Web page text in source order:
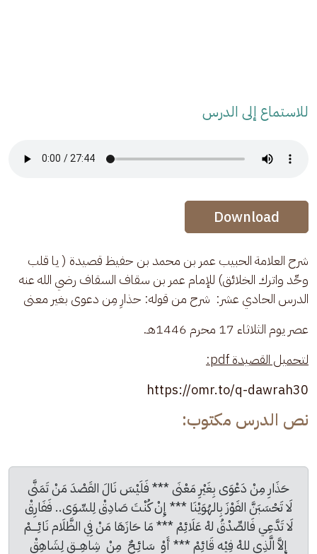
للاستماع إلى الدرس
Audio Stream
Audio Stream
Download
شرح العلامة الحبيب عمر بن محمد بن حفيظ قصيدة ( يا قلب
وحِّد واترك الخلائق) للإمام عمر بن سقاف السقاف رضي الله عنه
الدرس الحادي عشر:  شرح من قوله: حذارِ مِن دعوى بغير معنى
عصر يوم الثلاثاء 17 محرم 1446هـ.
لتحميل القصيدة pdf:
https://omr.to/q-dawrah30
نص الدرس مكتوب:
حَذَارِ مِنْ دَعْوَى بِغَيْرِ مَعْنَى *** فَلَيْسَ نَالَ القَصْدَ مَنْ تَمَنَّى
لَا تَحْسَبَنَّ الفَوْزَ بِالهُوَيْنَا *** إِنْ كُنْتَ صَادِقْ لِلسِّوَى.. فَفَارِقْ
لَا تَدَّعِي فَالصِّدْقُ لهْ عَلَائِمْ *** مَا حَازَهَا مَنْ فِي الظَّلَام نَائِــــمْ
إِلاَّ الَّذِي للهْ فِيْه قَائِمْ *** أَوْ  سَائِـحٌ  مِنْ  شِاهِـــقٍ لِشَاهِقْ